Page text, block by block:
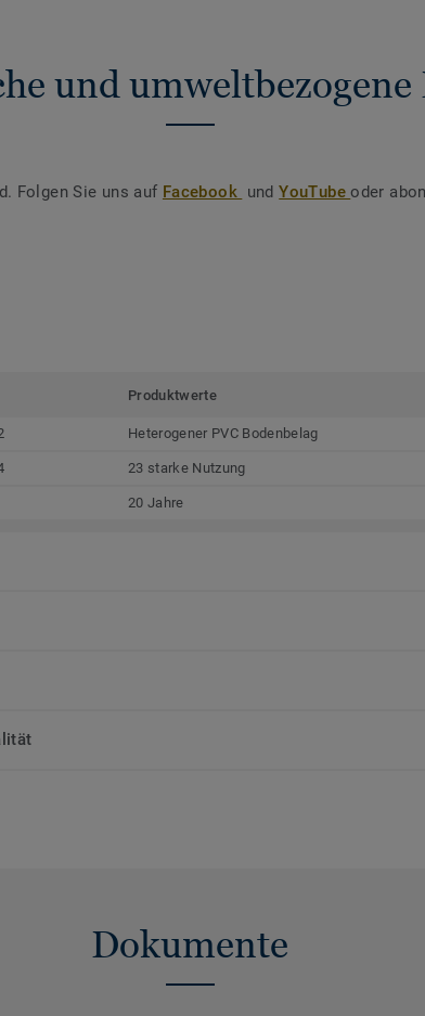
und umweltbezogene
Folgen Sie uns auf Facebook undYouTubeoder
Produktwerte
Heterogener PVC Bodenbelag
23 starke Nutzung
20 Jahre
Dokumente